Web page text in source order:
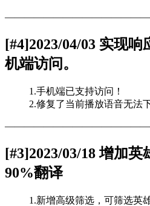
[#4]2023/04/03 实现
机端访问。
1.手机端已支持访问！
2.修复了当前播放语音无法
[#3]2023/03/18 增加
90%翻译
1.新增高级筛选，可筛选英